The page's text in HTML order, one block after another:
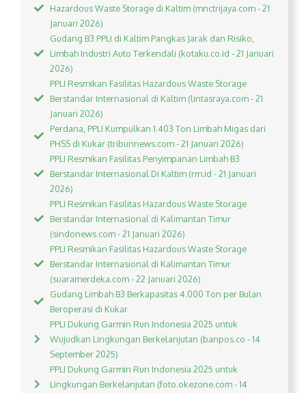
Hazardous Waste Storage di Kaltim (mnctrijaya.com - 21
Januari 2026)
Gudang B3 PPLI di Kaltim Pangkas Jarak dan Risiko,
Limbah Industri Auto Terkendali (kotaku.co.id - 21 Januari
2026)
PPLI Resmikan Fasilitas Hazardous Waste Storage
Berstandar Internasional di Kaltim (lintasraya.com - 21
Januari 2026)
Perdana, PPLI Kumpulkan 1.403 Ton Limbah Migas dari
PHSS di Kukar (tribunnews.com - 21 Januari 2026)
PPLI Resmikan Fasilitas Penyimpanan Limbah B3
Berstandar Internasional Di Kaltim (rm.id - 21 Januari
2026)
PPLI Resmikan Fasilitas Hazardous Waste Storage
Berstandar Internasional di Kalimantan Timur
(sindonews.com - 21 Januari 2026)
PPLI Resmikan Fasilitas Hazardous Waste Storage
Berstandar Internasional di Kalimantan Timur
(suaramerdeka.com - 22 Januari 2026)
Gudang Limbah B3 Berkapasitas 4.000 Ton per Bulan
Beroperasi di Kukar
PPLI Dukung Garmin Run Indonesia 2025 untuk
Wujudkan Lingkungan Berkelanjutan (banpos.co - 14
September 2025)
PPLI Dukung Garmin Run Indonesia 2025 untuk
Lingkungan Berkelanjutan (foto.okezone.com - 14